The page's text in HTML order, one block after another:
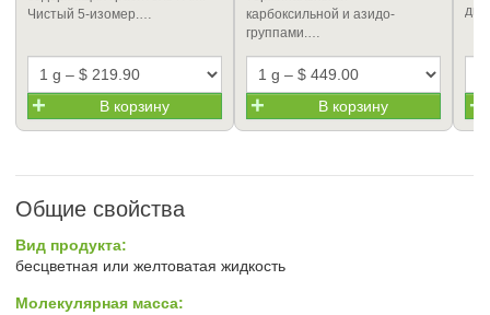
Чистый 5-изомер.…
В корзину
карбоксильной и азидо-
группами.…
В корзину
Общие свойства
Вид продукта:
бесцветная или желтоватая жидкость
Молекулярная масса: